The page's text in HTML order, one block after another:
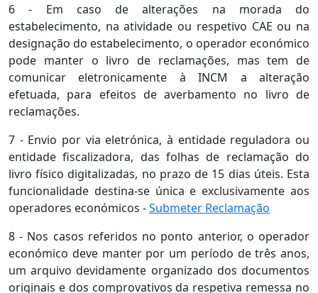
6 - Em caso de alterações na morada do
estabelecimento, na atividade ou respetivo CAE ou na
designação do estabelecimento, o operador económico
pode manter o livro de reclamações, mas tem de
comunicar eletronicamente à INCM a alteração
efetuada, para efeitos de averbamento no livro de
reclamações.
7 - Envio por via eletrónica, à entidade reguladora ou
entidade fiscalizadora, das folhas de reclamação do
livro físico digitalizadas, no prazo de 15 dias úteis. Esta
funcionalidade destina-se única e exclusivamente aos
operadores económicos -Submeter Reclamação
8 - Nos casos referidos no ponto anterior, o operador
económico deve manter por um período de três anos,
um arquivo devidamente organizado dos documentos
originais e dos comprovativos da respetiva remessa no